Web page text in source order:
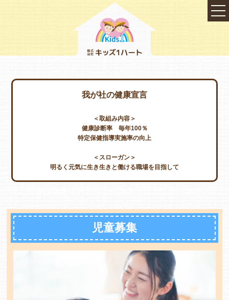
TOP
会社概要
各保育園のご紹介
我が社の健康宣言
＜取組み内容＞
健康診断率 毎年100％
特定保健指導実施率の向上
＜スローガン＞
明るく元気に生き生きと働ける職場を目指して
児童募集